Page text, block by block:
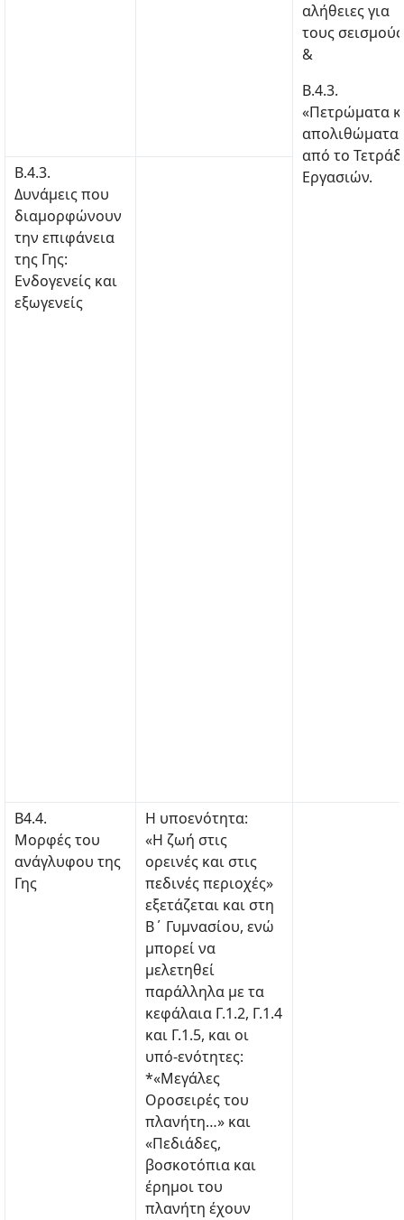
αλήθειες για
τους
&
Β.4.3.
«Πετρώματα
από το
Εργασιών.
Β.4.3.
Δυνάμεις που
διαμορφώνουν
την επιφάνεια
της Γης:
Ενδογενείς και
εξωγενείς
Β4.4.
Μορφές του
ανάγλυφου της
Γης
Η υποενότητα:
«Η ζωή στις
ορεινές και στις
πεδινές περιοχές»
εξετάζεται και στη
Β΄ Γυμνασίου, ενώ
μπορεί να
μελετηθεί
παράλληλα με τα
κεφάλαια Γ.1.2, Γ.1.4
και Γ.1.5, και οι
υπό-ενότητες:
*«Μεγάλες
Οροσειρές του
πλανήτη…» και
«Πεδιάδες,
βοσκοτόπια και
έρημοι του
πλανήτη έχουν